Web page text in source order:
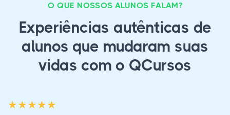
O QUE NOSSOS ALUNOS FALAM?
Experiências autênticas de
alunos que mudaram suas
vidas com o QCursos